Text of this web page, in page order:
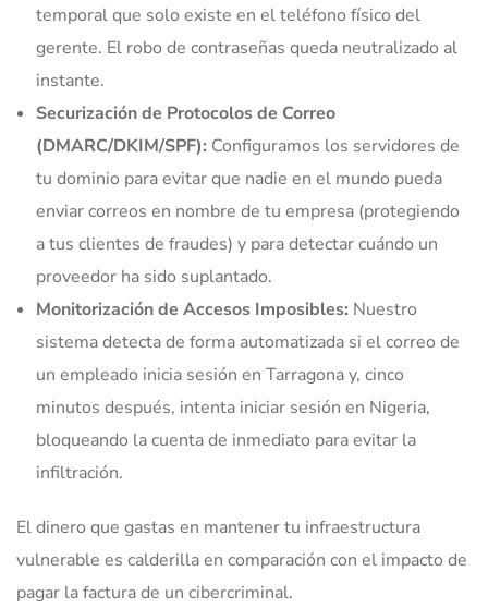
temporal que solo existe en el teléfono físico del
gerente. El robo de contraseñas queda neutralizado al
instante.
Securización de Protocolos de Correo
(DMARC/DKIM/SPF): Configuramos los servidores de
tu dominio para evitar que nadie en el mundo pueda
enviar correos en nombre de tu empresa (protegiendo
a tus clientes de fraudes) y para detectar cuándo un
proveedor ha sido suplantado.
Monitorización de Accesos Imposibles: Nuestro
sistema detecta de forma automatizada si el correo de
un empleado inicia sesión en Tarragona y, cinco
minutos después, intenta iniciar sesión en Nigeria,
bloqueando la cuenta de inmediato para evitar la
infiltración.
El dinero que gastas en mantener tu infraestructura
vulnerable es calderilla en comparación con el impacto de
pagar la factura de un cibercriminal.